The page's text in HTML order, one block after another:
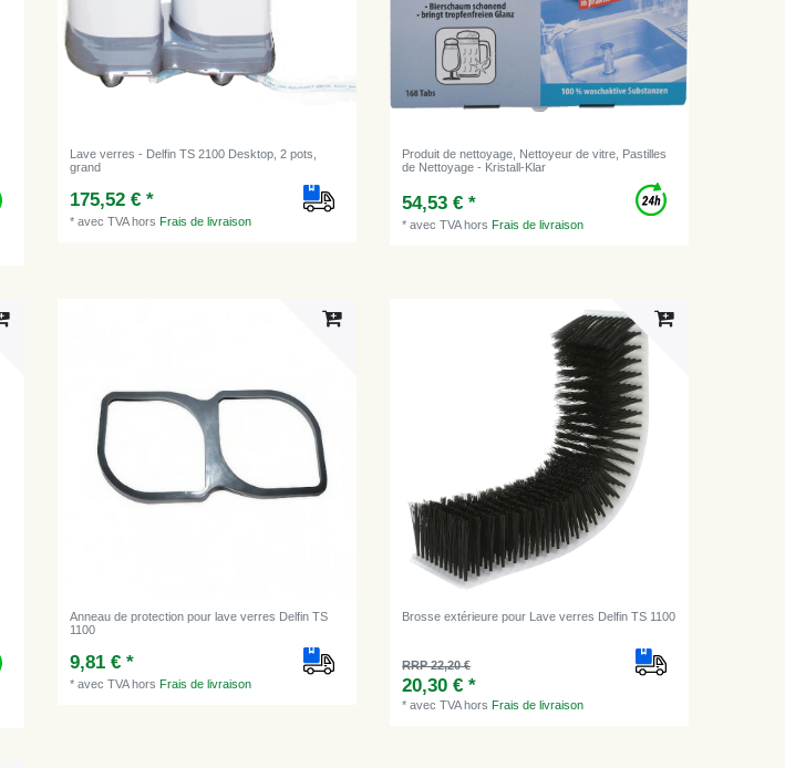
Lave verres - Delfin TS 2100 Desktop, 2 pots,
grand
175,52 € *
*avec TVAhorsFrais de livraison
Produit de nettoyage, Nettoyeur de vitre, Pastilles
de Nettoyage - Kristall-Klar
54,53 € *
*avec TVAhorsFrais de livraison
Anneau de protection pour lave verres Delfin TS
1100
9,81 € *
*avec TVAhors Frais de livraison
Brosse extérieure pour Lave verres Delfin TS 1100
RRP 22,20 €
20,30 € *
*avec TVAhors Frais de livraison